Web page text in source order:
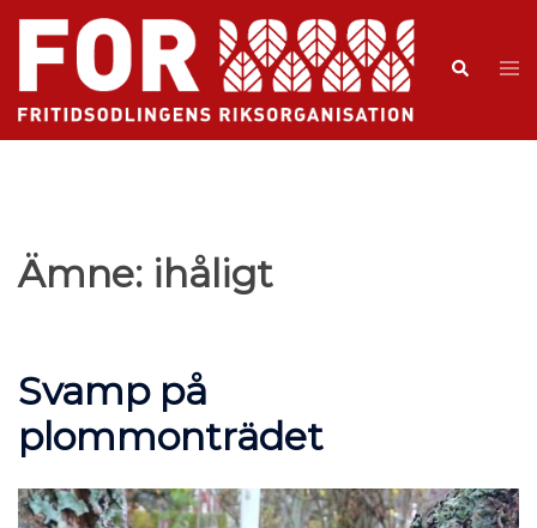
Ämne: ihåligt
Svamp på
plommonträdet